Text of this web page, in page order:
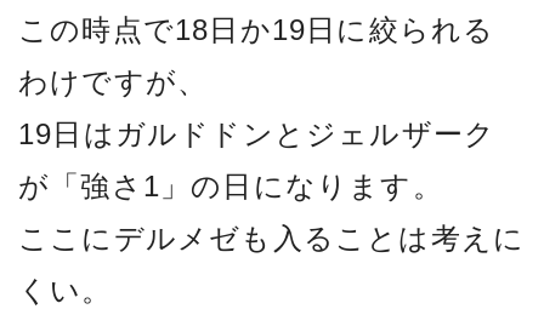
この時点で18日か19日に絞られる
わけですが、
19日はガルドドンとジェルザーク
が「強さ1」の日になります。
ここにデルメゼも入ることは考えに
くい。